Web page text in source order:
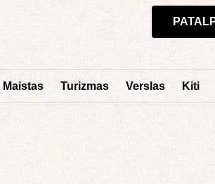
Maistas Turizmas Verslas Kiti